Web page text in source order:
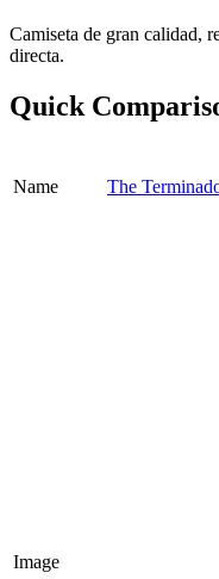
Camiseta de gran calidad,
directa.
Quick
Name
The
Image